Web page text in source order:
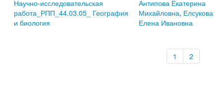
Научно-исследовательская
работа_РПП_44.03.05_ География
и биология
Антипова Екатерина
Михайловна, Елсукова
Елена Ивановна
1 2